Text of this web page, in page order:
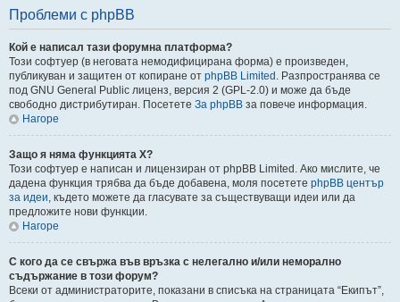
Проблеми с phpBB
Кой е написал тази форумна платформа?
Този софтуер (в неговата немодифицирана форма) е произведен,
публикуван и защитен от копиране от phpBB Limited . Разпространява се
под GNU General Public лиценз, версия 2 (GPL-2.0) и може да бъде
свободно дистрибутиран. Посетете За phpBB за повече информация.
Нагоре
Защо я няма функцията X?
Този софтуер е написан и лицензиран от phpBB Limited. Ако мислите, че
дадена функция трябва да бъде добавена, моля посетете phpBB център
за идеи, където можете да гласувате за съществуващи идеи или да
предложите нови функции.
Нагоре
С кого да се свържа във връзка с нелегално и/или неморално
съдържание в този форум?
Всеки от администраторите, показани в списъка на страницата “Екипът”,